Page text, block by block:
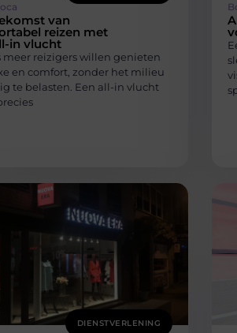
van
reizen met
in vlucht
meer reizigers willen genieten
en comfort, zonder het milieu
te belasten. Een all-in vlucht
DIENSTVERLENING